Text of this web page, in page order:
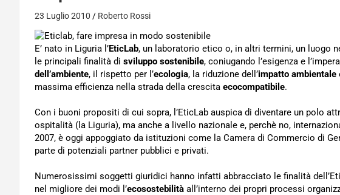
23 Luglio 2010 Roberto Rossi
E’ nato in Liguria l’EticLab, un laboratorio etico o, in altri termini, un luogo
le principali finalità di sviluppo sostenibile, coniugando l’esigenza e
dell’ambiente, il rispetto per l’ecologia, la riduzione dell’impatto ambientale
massima efficienza nella strada della crescita ecocompatibile.
Con i buoni propositi di cui sopra, l’EticLab auspica di diventare un polo
ospitalità (la Liguria), ma anche a livello nazionale e, perchè no,
2007, è oggi appoggiato da istituzioni come la Camera di Commercio di
parte di potenziali partner pubblici e privati.
Numerosissimi soggetti giuridici hanno infatti abbracciato le finalità
nel migliore dei modi l’ecosostebilità all’interno dei propri processi